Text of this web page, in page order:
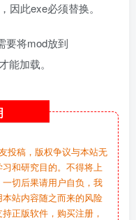
因此exe必须替换。
要将mod放到
能加载。
投稿，版权争议与本站无
和研究目的。不得将上
切后果请用户自负，我
站内容随之而来的风险
正版软件，购买注册，